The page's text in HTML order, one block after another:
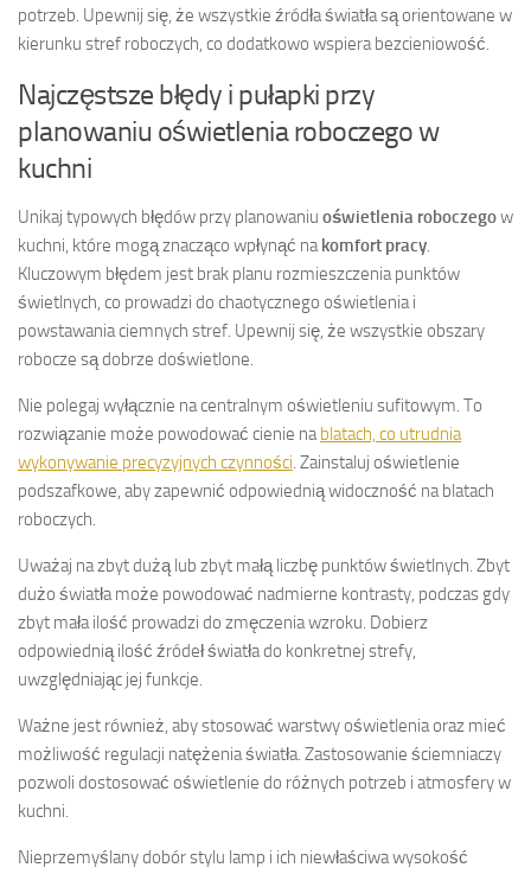
potrzeb. Upewnij się, że wszystkie źródła światła są orientowane w
kierunku stref roboczych, co dodatkowo wspiera bezcieniowość.
Najczęstsze błędy i pułapki przy
planowaniu oświetlenia roboczego w
kuchni
Unikaj typowych błędów przy planowaniu oświetlenia roboczegow
kuchni, które mogą znacząco wpłynąć nakomfort pracy.
Kluczowym błędem jest brak planu rozmieszczenia punktów
świetlnych, co prowadzi do chaotycznego oświetlenia i
powstawania ciemnych stref. Upewnij się, że wszystkie obszary
robocze są dobrze doświetlone.
Nie polegaj wyłącznie na centralnym oświetleniu sufitowym. To
rozwiązanie może powodować cienie nablatach, co utrudnia
wykonywanie precyzyjnych czynności. Zainstaluj oświetlenie
podszafkowe, aby zapewnić odpowiednią widoczność na blatach
roboczych.
Uważaj na zbyt dużą lub zbyt małą liczbę punktów świetlnych. Zbyt
dużo światła może powodować nadmierne kontrasty, podczas gdy
zbyt mała ilość prowadzi do zmęczenia wzroku. Dobierz
odpowiednią ilość źródeł światła do konkretnej strefy,
uwzględniając jej funkcje.
Ważne jest również, aby stosować warstwy oświetlenia oraz mieć
możliwość regulacji natężenia światła. Zastosowanie ściemniaczy
pozwoli dostosować oświetlenie do różnych potrzeb i atmosfery w
kuchni.
Nieprzemyślany dobór stylu lamp i ich niewłaściwa wysokość